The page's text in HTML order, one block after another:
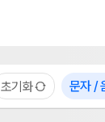
초기화 문자 /